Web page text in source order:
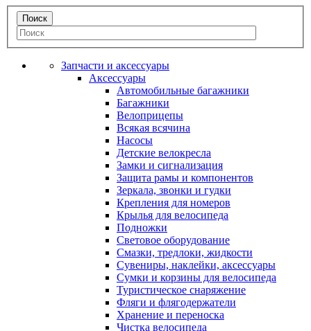
Запчасти и аксессуары
Аксессуары
Автомобильные багажники
Багажники
Велоприцепы
Всякая всячина
Насосы
Детские велокресла
Замки и сигнализация
Защита рамы и компонентов
Зеркала, звонки и гудки
Крепления для номеров
Крылья для велосипеда
Подножки
Световое оборудование
Смазки, тредлоки, жидкости
Сувениры, наклейки, аксессуары
Сумки и корзины для велосипеда
Туристическое снаряжение
Фляги и флягодержатели
Хранение и переноска
Чистка велосипеда